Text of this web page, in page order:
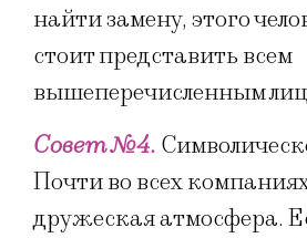
найти замену, этого
стоит представить всем
вышеперечисленным
Совет №4.
Почти во всех
дружеская атмосфера.